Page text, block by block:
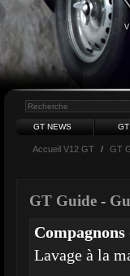
GT NEWS
Accueil V12 GT / GT
GT Guide -
Lavage à la